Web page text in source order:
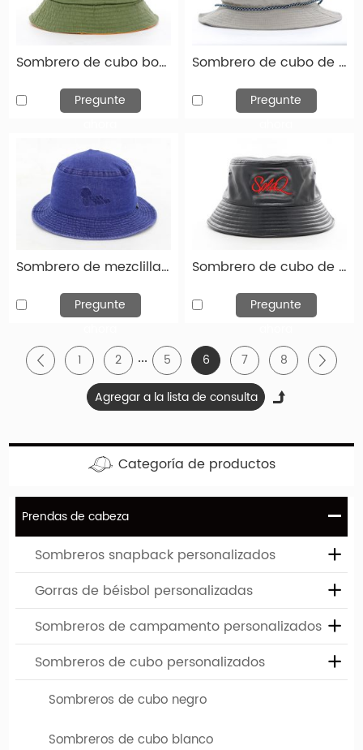
Diseñe sus sombreros de cubo personalizados
favoritos
Si necesita sombrero de cubo de logotipo
personalizado de alta calidad, ha venido al lugar
ofrece la oportunidad de diseñar su propio
sombrero. Puede elegir entre varios sombreros
diferentes, que difieren tanto en el tipo de modelo
se puede imprimir o bordarse en estos sombreros
de cubo personalizables. JustoContáctenos
diseñar tu propio sombrero de cubo!
Ventaja y servicio de la empresa
1. Mínimos de la industria-bajo:
Sombrero de cubo bordado de algodón verde sombrero de cubo bordado personalizado
Pregunte
Sombrero de cubo de poliéster caqui sombrero de cubo liso personalizado con cuerda para al por mayor
Pregunte
Sombrero de mezclilla de mezclilla de mezclilla azul personalizado para hombre para hombres
Pregunte
Sombrero de cubo de cuero negro personalizado para hombres sombreros de cubo de cuero para al por mayor
Pregunte
1
2 ... 5 6 7 8
Categoría de productos
Prendas de cabeza
Sombreros snapback personalizados
Gorras de béisbol personalizadas
Sombreros de campamento personalizados
Sombreros de cubo personalizados
Sombreros de cubo negro
Sombreros de cubo blanco